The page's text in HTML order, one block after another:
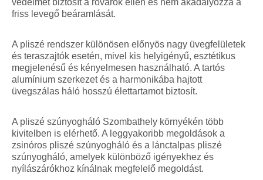
védelmet biztosít a rovarok ellen és nem akadályozza a
friss levegő beáramlását.
A pliszé rendszer különösen előnyös nagy üvegfelületek
és teraszajtók esetén, mivel kis helyigényű, esztétikus
megjelenésű és kényelmesen használható. A tartós
alumínium szerkezet és a harmonikába hajtott
üvegszálas háló hosszú élettartamot biztosít.
A pliszé szúnyogháló Szombathely környékén több
kivitelben is elérhető. A leggyakoribb megoldások a
zsinóros pliszé szúnyogháló és a lánctalpas pliszé
szúnyogháló, amelyek különböző igényekhez és
nyílászárókhoz kínálnak megfelelő megoldást.